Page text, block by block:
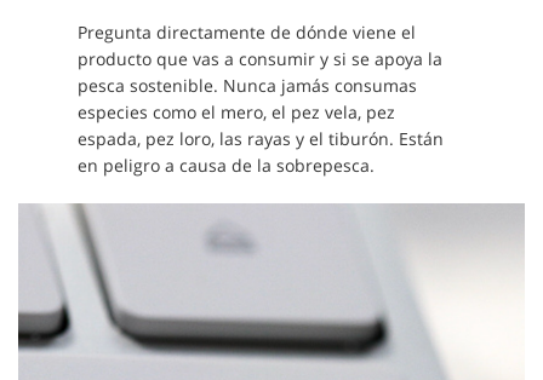
Pregunta directamente de dónde viene el
producto que vas a consumir y si se apoya la
pesca sostenible. Nunca jamás consumas
especies como el mero, el pez vela, pez
espada, pez loro, las rayas y el tiburón. Están
en peligro a causa de la sobrepesca.